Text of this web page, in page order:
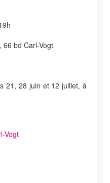
66 bd Carl-Vogt
21, 28 juin et 12 juillet, à
Vogt